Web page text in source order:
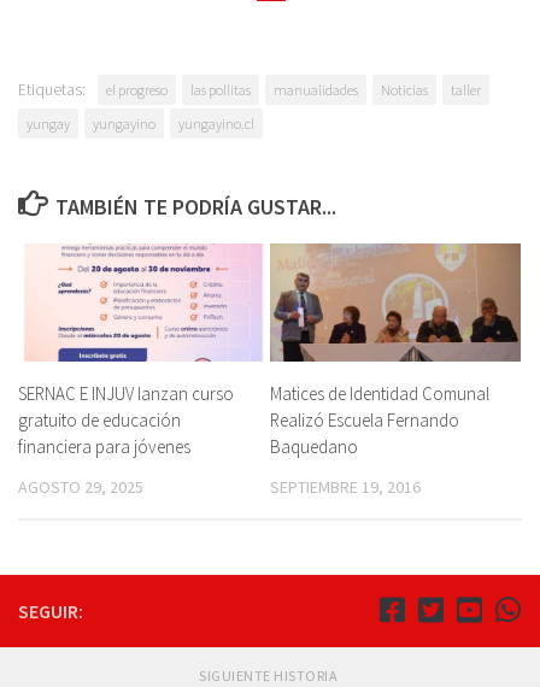
Etiquetas: el progreso las pollitas manualidades Noticias
taller
yungay
yungayino yungayino.cl
TAMBIÉN TE PODRÍA GUSTAR...
SERNAC E INJUV lanzan curso
gratuito de educación
financiera para jóvenes
AGOSTO 29, 2025
Matices de Identidad Comunal
Realizó Escuela Fernando
Baquedano
SEPTIEMBRE 19, 2016
SEGUIR:
SIGUIENTE HISTORIA